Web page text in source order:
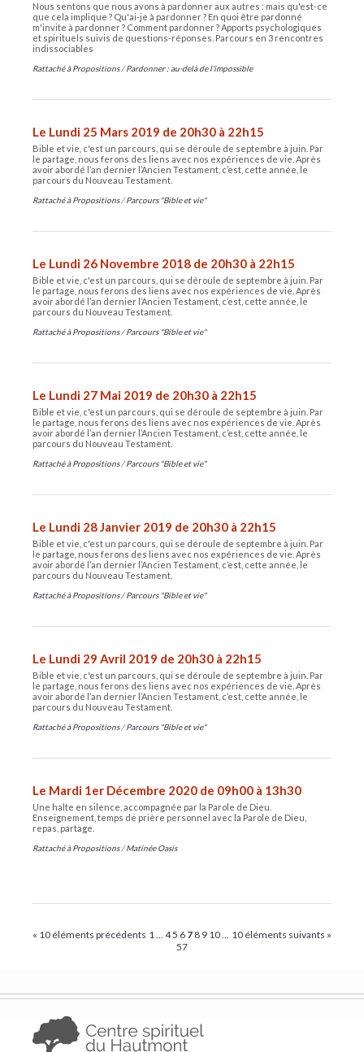
Nous sentons que nous avons à pardonner aux autres : mais qu'est-ce
que cela implique ? Qu'ai-je à pardonner ? En quoi être pardonné
m'invite à pardonner ? Comment pardonner ? Apports psychologiques
et spirituels suivis de questions-réponses. Parcours en 3 rencontres
indissociables
Rattaché à Propositions /Pardonner : au-delà de l'impossible
Le Lundi 25 Mars 2019 de 20h30 à 22h15
Bible et vie, c'est un parcours, qui se déroule de septembre à juin. Par
le partage, nous ferons des liens avec nos expériences de vie. Après
avoir abordé l’an dernier l’Ancien Testament, c’est, cette année, le
parcours du Nouveau Testament.
Rattaché à Propositions /Parcours "Bible et vie"
Le Lundi 26 Novembre 2018 de 20h30 à 22h15
Bible et vie, c'est un parcours, qui se déroule de septembre à juin. Par
le partage, nous ferons des liens avec nos expériences de vie. Après
avoir abordé l’an dernier l’Ancien Testament, c’est, cette année, le
parcours du Nouveau Testament.
Rattaché à Propositions /Parcours "Bible et vie"
Le Lundi 27 Mai 2019 de 20h30 à 22h15
Bible et vie, c'est un parcours, qui se déroule de septembre à juin. Par
le partage, nous ferons des liens avec nos expériences de vie. Après
avoir abordé l’an dernier l’Ancien Testament, c’est, cette année, le
parcours du Nouveau Testament.
Rattaché à Propositions /Parcours "Bible et vie"
Le Lundi 28 Janvier 2019 de 20h30 à 22h15
Bible et vie, c'est un parcours, qui se déroule de septembre à juin. Par
le partage, nous ferons des liens avec nos expériences de vie. Après
avoir abordé l’an dernier l’Ancien Testament, c’est, cette année, le
parcours du Nouveau Testament.
Rattaché à Propositions /Parcours "Bible et vie"
Le Lundi 29 Avril 2019 de 20h30 à 22h15
Bible et vie, c'est un parcours, qui se déroule de septembre à juin. Par
le partage, nous ferons des liens avec nos expériences de vie. Après
avoir abordé l’an dernier l’Ancien Testament, c’est, cette année, le
parcours du Nouveau Testament.
Rattaché à Propositions /Parcours "Bible et vie"
Le Mardi 1er Décembre 2020 de 09h00 à 13h30
Une halte en silence, accompagnée par la Parole de Dieu.
Enseignement, temps de prière personnel avec la Parole de Dieu,
repas, partage.
Rattaché à Propositions /Matinée Oasis
« 10 éléments précédents 10 éléments suivants »
1... 45 6 7 8 9 10...
57